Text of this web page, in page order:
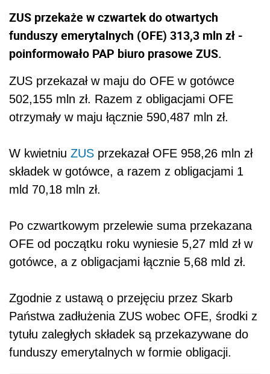
ZUS przekaże w czwartek do otwartych
funduszy emerytalnych (OFE) 313,3 mln zł -
poinformowało PAP biuro prasowe ZUS.
ZUS przekazał w maju do OFE w gotówce
502,155 mln zł. Razem z obligacjami OFE
otrzymały w maju łącznie 590,487 mln zł.
W kwietniu ZUS przekazał OFE 958,26 mln zł
składek w gotówce, a razem z obligacjami 1
mld 70,18 mln zł.
Po czwartkowym przelewie suma przekazana
OFE od początku roku wyniesie 5,27 mld zł w
gotówce, a z obligacjami łącznie 5,68 mld zł.
Zgodnie z ustawą o przejęciu przez Skarb
Państwa zadłużenia ZUS wobec OFE, środki z
tytułu zaległych składek są przekazywane do
funduszy emerytalnych w formie obligacji.